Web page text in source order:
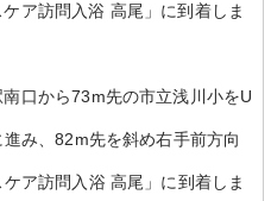
ア訪問入浴 高尾」に到着しま
口から73m先の市立浅川小をU
み、82m先を斜め右手前方向
ア訪問入浴 高尾」に到着しま